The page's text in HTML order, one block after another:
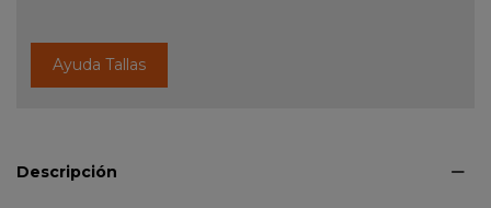
Ayuda Tallas
Descripción